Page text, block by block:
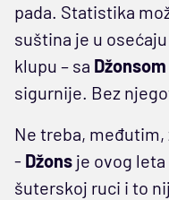
pada. Statistika
suština je u
klupu – sa Džonsom
sigurnije. Bez
Ne treba,
- Džons je ovog
šuterskoj ruci i to